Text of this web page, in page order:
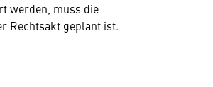
werden, muss die
Rechtsakt geplant ist.